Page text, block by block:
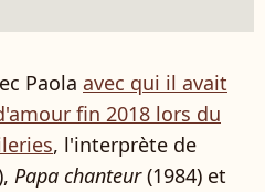
Paola avec qui il avait
fin 2018 lors du
, l'interprète de
Papa chanteur(1984) et